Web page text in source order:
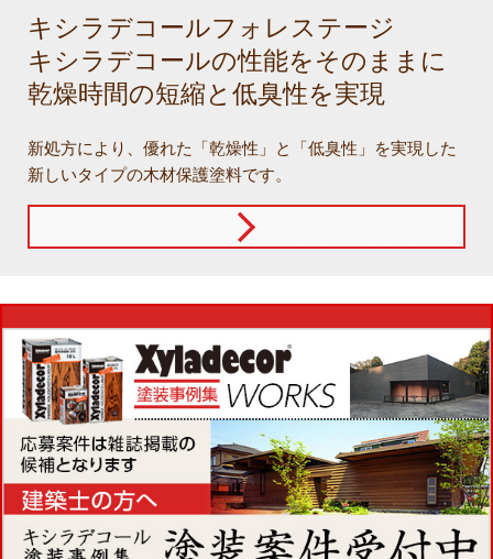
キシラデコールフォレステージ
キシラデコールの性能をそのままに
乾燥時間の短縮と低臭性を実現
新処方により、優れた「乾燥性」と「低臭性」を実現した
新しいタイプの木材保護塗料です。